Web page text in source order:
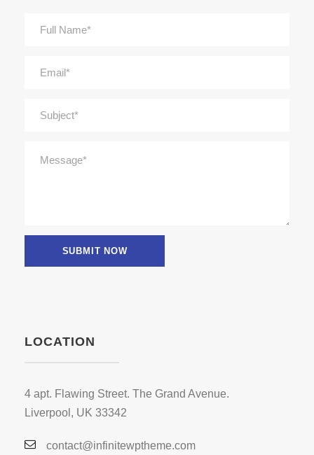
LOCATION
4 apt. Flawing Street. The Grand Avenue.
Liverpool, UK 33342
contact@infinitewptheme.com